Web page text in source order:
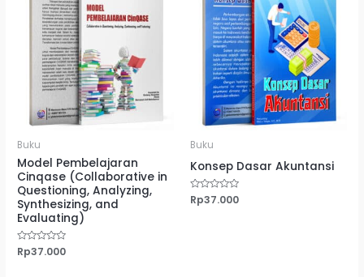
Buku
Model Pembelajaran
Cinqase (Collaborative in
Questioning, Analyzing,
Synthesizing, and
Evaluating)
Dinilai
0
Rp37.000
Buku
Konsep Dasar Akuntansi
Dinilai
0
Rp37.000